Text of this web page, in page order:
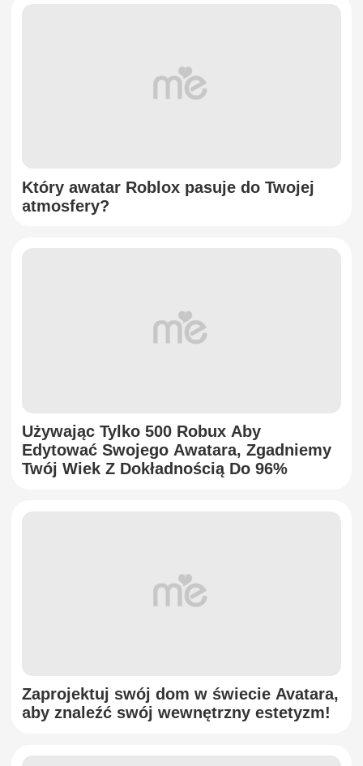
Który awatar Roblox pasuje do Twojej
atmosfery?
Używając Tylko 500 Robux Aby
Edytować Swojego Awatara, Zgadniemy
Twój Wiek Z Dokładnością Do 96%
Zaprojektuj swój dom w świecie Avatara,
aby znaleźć swój wewnętrzny estetyzm!